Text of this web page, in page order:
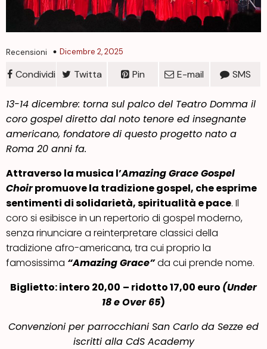
Recensioni Dicembre 2, 2025
Condividi Twitta Pin E-mail SMS
13-14 dicembre: torna sul palco del Teatro Domma il
coro gospel diretto dal noto tenore ed insegnante
americano, fondatoredi questo progetto nato a
Roma 20 anni fa.
Attraverso la musica l’Amazing Grace Gospel
Choirpromuove la tradizione gospel, che esprime
sentimenti di solidarietà, spiritualità e pace. Il
coro si esibisce in un repertorio di gospel moderno,
senza rinunciare a reinterpretare classici della
tradizione afro-americana, tra cui proprio la
famosissima “Amazing Grace”da cui prende nome.
Biglietto: intero 20,00 – ridotto 17,00 euro (Under
18 e Over 65)
Convenzioni per parrocchiani San Carlo da Sezze ed
iscritti alla CdS Academy